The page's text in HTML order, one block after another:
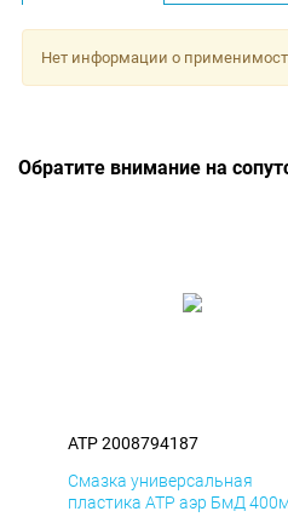
Нет информации о
Обратите внимание на
ATP 2008794187
Смазка универсальная
пластика ATP аэр БмД